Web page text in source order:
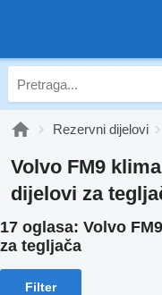
Rezervni dijelovi
Volvo FM9
dijelovi za
17 oglasa: Volvo
za tegljača
Filter